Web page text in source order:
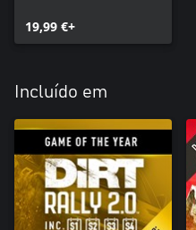
19,99 €+
Incluído em